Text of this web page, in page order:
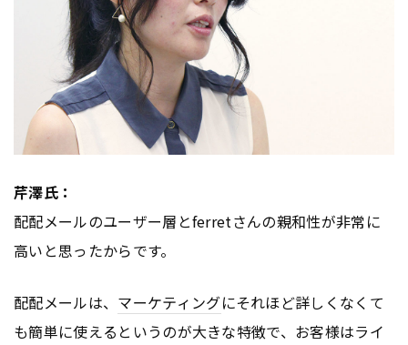
芹澤氏：
配配メールのユーザー層とferretさんの親和性が非常に
高いと思ったからです。
配配メールは、 マーケティングにそれほど詳しくなくて
も簡単に使えるというのが大きな特徴で、お客様はライ